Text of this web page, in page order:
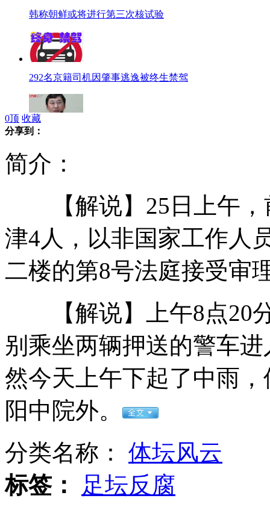
韩称朝鲜或将进行第三次核试验
292名京籍司机因肇事逃逸被终生禁驾
巴基斯坦成功试射一枚弹道导弹
数百学生停课冒雨祭典比干引争议
女童被撞身亡案 司机逃逸因家贫
中俄海上联合军演 海空实兵对抗
山西运城恶犬咬伤多人 警民合力深夜将其击毙
0顶 收藏
分享到：
简介：
【解说】25日上午，
津4人，以非国家工作人
二楼的第8号法庭接受审
【解说】上午8点20分
别乘坐两辆押送的警车
然今天上午下起了中雨
阳中院外。
分类名称： 体坛风云
标签：
足坛反腐